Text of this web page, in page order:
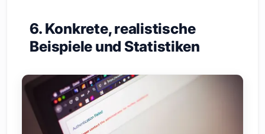
6. Konkrete, realistische
Beispiele und Statistiken